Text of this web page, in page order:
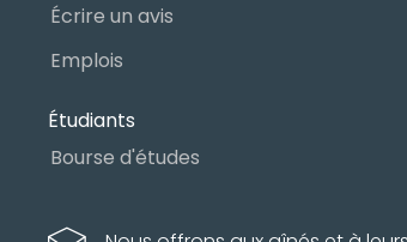
Écrire un avis
Emplois
Étudiants
Bourse d'études